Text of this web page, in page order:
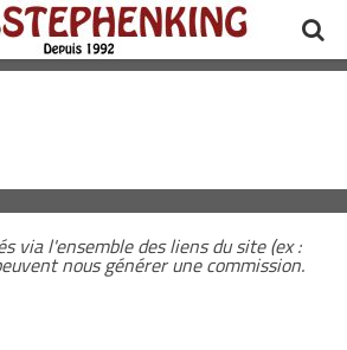
via l'ensemble des liens du site (ex :
nous générer une commission.